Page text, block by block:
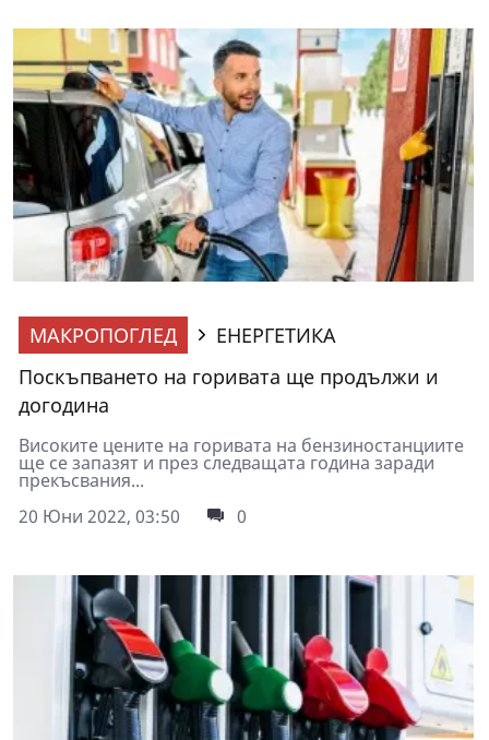
МАКРОПОГЛЕД
ЕНЕРГЕТИКА
Поскъпването на горивата ще продължи и
догодина
Високите цените на горивата на бензиностанциите
ще се запазят и през следващата година заради
прекъсвания...
20 Юни 2022, 03:50
0